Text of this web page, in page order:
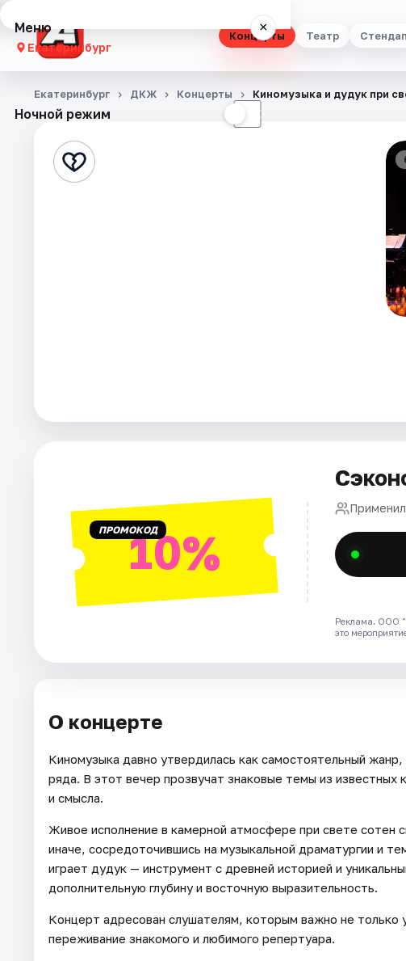
Концерты Театр Стендап
Меню ×
Екатеринбург
Концерты
Стендап
Рейтинги
Ночной режим ☾
Екатеринбург ДКЖ Концерты Киномузыка и дудук при
ПРОМОКОД10%
Реклама. ООО
это
О концерте
Киномузыка давно утвердилась как самостоятельный
ряда. В этот вечер прозвучат знаковые темы из
и смысла.
Живое исполнение в камерной атмосфере при свете сотен
иначе, сосредоточившись на музыкальной драматургии и
играет дудук — инструмент с древней историей и
дополнительную глубину и восточную выразительность.
Концерт адресован слушателям, которым важно не только
переживание знакомого и любимого репертуара.